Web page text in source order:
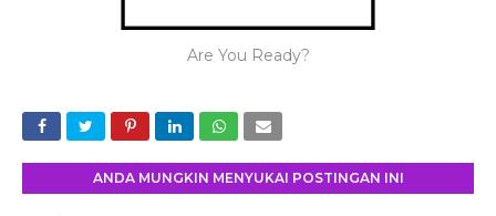
Are You Ready?
ANDA MUNGKIN MENYUKAI POSTINGAN INI